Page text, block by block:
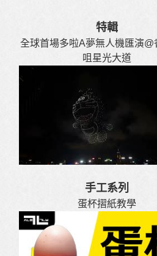
特輯
全球首場多啦A夢無人機匯演@
咀星光大道
手工系列
蛋杯摺紙教學